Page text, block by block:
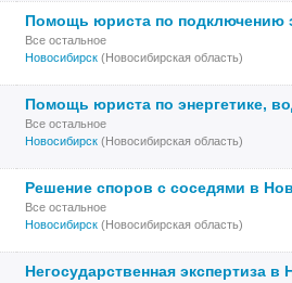
Помощь юриста по подключению
Все остальное
Новосибирск (Новосибирская область)
Помощь юриста по энергетике,
Все остальное
Новосибирск (Новосибирская область)
Решение споров с соседями в
Все остальное
Новосибирск (Новосибирская область)
Негосударственная экспертиза в